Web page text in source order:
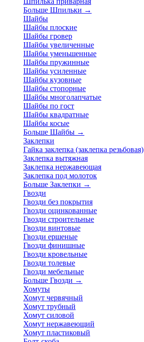
Больше Шпильки →
Шайбы
Шайбы плоские
Шайбы гровер
Шайбы увеличенные
Шайбы уменьшенные
Шайбы пружинные
Шайбы усиленные
Шайбы кузовные
Шайбы стопорные
Шайбы многолапчатые
Шайбы по гост
Шайбы квадратные
Шайбы косые
Больше Шайбы →
Заклепки
Гайка заклепка (заклепка резьбовая)
Заклепка вытяжная
Заклепка нержавеющая
Заклепка под молоток
Больше Заклепки →
Гвозди
Гвозди без покрытия
Гвозди оцинкованные
Гвозди строительные
Гвозди винтовые
Гвозди ершеные
Гвозди финишные
Гвозди кровельные
Гвозди толевые
Гвозди мебельные
Больше Гвозди →
Хомуты
Хомут червячный
Хомут трубный
Хомут силовой
Хомут нержавеющий
Хомут пластиковый